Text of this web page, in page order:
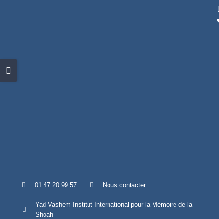
01 47 20 99 57 Nous contacter
Yad Vashem Institut International pour la Mémoire de la
Shoah
Sliding
Bar